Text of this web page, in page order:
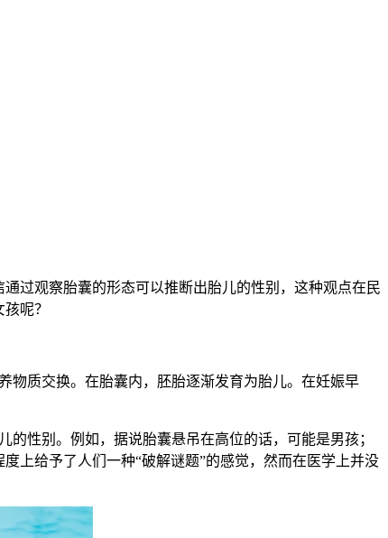
过观察胎囊的形态可以推断出胎儿的性别，这种观点在民
呢？
质交换。在胎囊内，胚胎逐渐发育为胎儿。在妊娠早
性别。例如，据说胎囊悬吊在高位的话，可能是男孩；
上给予了人们一种“破解谜题”的感觉，然而在医学上并没